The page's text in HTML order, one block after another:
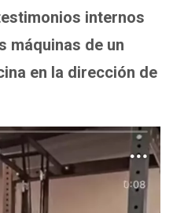
internos
máquinas de un
en la dirección de